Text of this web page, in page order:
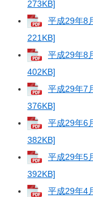
273KB]
平成29年8
221KB]
平成29年8
402KB]
平成29年7
376KB]
平成29年6
382KB]
平成29年5
392KB]
平成29年4